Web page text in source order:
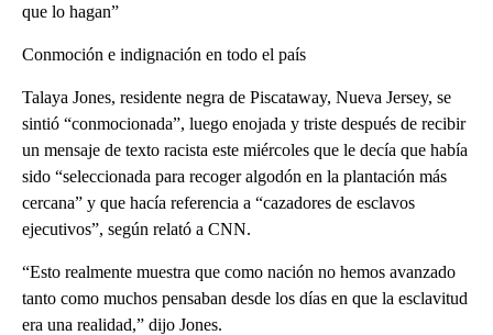
que lo hagan”
Conmoción e indignación en todo el país
Talaya Jones, residente negra de Piscataway, Nueva Jersey, se
sintió “conmocionada”, luego enojada y triste después de recibir
un mensaje de texto racista este miércoles que le decía que había
sido “seleccionada para recoger algodón en la plantación más
cercana” y que hacía referencia a “cazadores de esclavos
ejecutivos”, según relató a CNN.
“Esto realmente muestra que como nación no hemos avanzado
tanto como muchos pensaban desde los días en que la esclavitud
era una realidad,” dijo Jones.